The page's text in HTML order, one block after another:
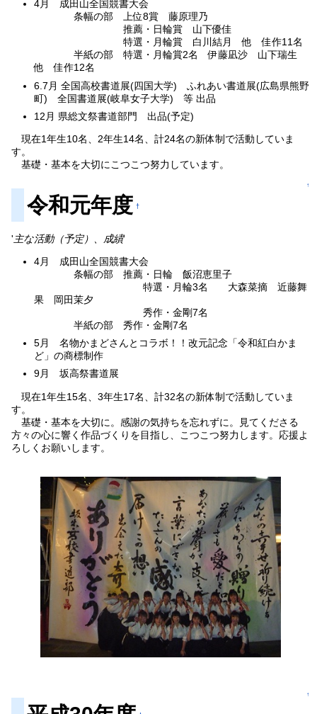
4月 成田山全国競書大会
条幅の部 上位8賞 藤原理乃
推薦・日輪賞 山下優佳
特選・月輪賞 白川結月 他 佳作11名
半紙の部 特選・月輪賞2名 伊藤凪沙 山下瑞生
他 佳作12名
6.7月 全国高校書道展(四国大学) ふれあい書道展(広島県熊野
町) 全国書道展(岐阜女子大学) 等 出品
12月 県総文祭書道部門 出品(予定)
現在1年生10名、2年生14名、計24名の新体制で活動していま
す。
基礎・基本を大切にこつこつ努力しています。
↑
令和元年度 †
' 主な活動（予定）、成績'
4月 成田山全国競書大会
条幅の部 推薦・日輪 飯沼恵里子
特選・月輪3名 大森菜摘 近藤舞
果 岡田茉夕
秀作・金剛7名
半紙の部 秀作・金剛7名
5月 名物かまどさんとコラボ！！改元記念「令和紅白かま
ど」の商標制作
9月 坂高祭書道展
現在1年生15名、3年生17名、計32名の新体制で活動していま
す。
基礎・基本を大切に。感謝の気持ちを忘れずに。見てくださる
方々の心に響く作品づくりを目指し、こつこつ努力します。応援よ
ろしくお願いします。
↑